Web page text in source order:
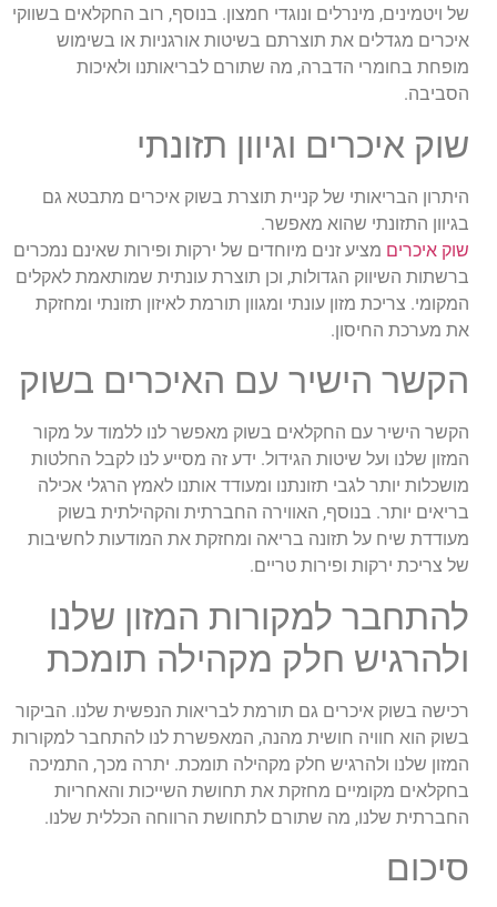
של ויטמינים, מינרלים ונוגדי חמצון. בנוסף, רוב החקלאים בשווקי
איכרים מגדלים את תוצרתם בשיטות אורגניות או בשימוש
מופחת בחומרי הדברה, מה שתורם לבריאותנו ולאיכות
הסביבה.
שוק איכרים וגיוון תזונתי
היתרון הבריאותי של קניית תוצרת בשוק איכרים מתבטא גם
בגיוון התזונתי שהוא מאפשר.
שוק איכרים מציע זנים מיוחדים של ירקות ופירות שאינם נמכרים
ברשתות השיווק הגדולות, וכן תוצרת עונתית שמותאמת לאקלים
המקומי. צריכת מזון עונתי ומגוון תורמת לאיזון תזונתי ומחזקת
את מערכת החיסון.
הקשר הישיר עם האיכרים בשוק
הקשר הישיר עם החקלאים בשוק מאפשר לנו ללמוד על מקור
המזון שלנו ועל שיטות הגידול. ידע זה מסייע לנו לקבל החלטות
מושכלות יותר לגבי תזונתנו ומעודד אותנו לאמץ הרגלי אכילה
בריאים יותר. בנוסף, האווירה החברתית והקהילתית בשוק
מעודדת שיח על תזונה בריאה ומחזקת את המודעות לחשיבות
של צריכת ירקות ופירות טריים.
להתחבר למקורות המזון שלנו
ולהרגיש חלק מקהילה תומכת
רכישה בשוק איכרים גם תורמת לבריאות הנפשית שלנו. הביקור
בשוק הוא חוויה חושית מהנה, המאפשרת לנו להתחבר למקורות
המזון שלנו ולהרגיש חלק מקהילה תומכת. יתרה מכך, התמיכה
בחקלאים מקומיים מחזקת את תחושת השייכות והאחריות
החברתית שלנו, מה שתורם לתחושת הרווחה הכללית שלנו.
סיכום